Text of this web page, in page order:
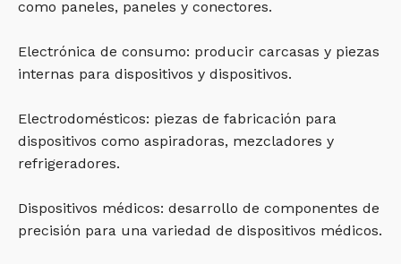
como paneles, paneles y conectores.
Electrónica de consumo: producir carcasas y piezas
internas para dispositivos y dispositivos.
Electrodomésticos: piezas de fabricación para
dispositivos como aspiradoras, mezcladores y
refrigeradores.
Dispositivos médicos: desarrollo de componentes de
precisión para una variedad de dispositivos médicos.